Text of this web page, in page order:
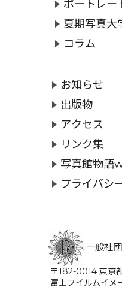
ポートレー
夏期写真大
コラム
お知らせ
出版物
アクセス
リンク集
写真館物語
プライバシ
一般社
〒182-0014 東京
富士フイルムイメ